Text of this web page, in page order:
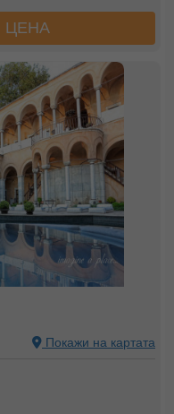
ЦЕНА
Покажи на картата